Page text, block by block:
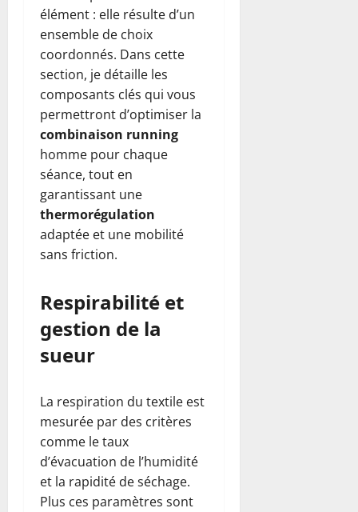
élément : elle résulte d’un
ensemble de choix
coordonnés. Dans cette
section, je détaille les
composants clés qui vous
permettront d’optimiser la
combinaison running
homme pour chaque
séance, tout en
garantissant une
thermorégulation
adaptée et une mobilité
sans friction.
Respirabilité et
gestion de la
sueur
La respiration du textile est
mesurée par des critères
comme le taux
d’évacuation de l’humidité
et la rapidité de séchage.
Plus ces paramètres sont